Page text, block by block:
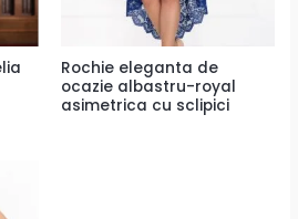
Rochie eleganta de
ocazie albastru-royal
asimetrica cu sclipici